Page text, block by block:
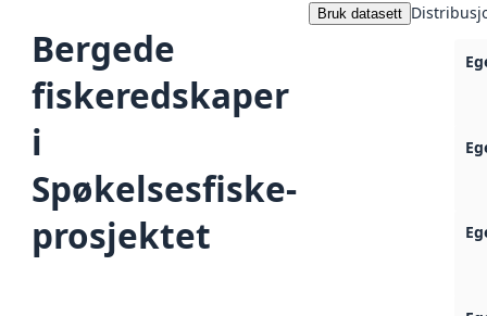
Bergede
fiskeredskaper
i
Spøkelsesfiske-
prosjektet
Bruk datasett